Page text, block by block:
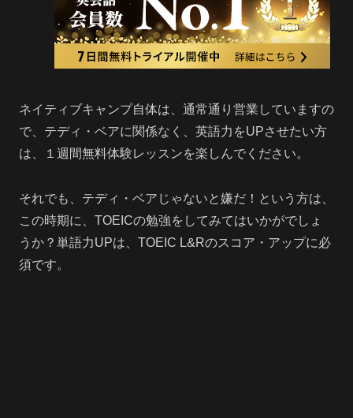
ネイティブキャンプ自体は、通常通り営業していますの
で、テディ・ベアに関係なく、英語力をUPさせたい方
は、１週間無料体験レッスンを楽しんでください。
それでも、テディ・ベアじゃないと嫌だ！という方は、
この時期に、TOEICの勉強をしてみてはいかがでしょ
うか？単語力UPは、TOEIC L&Rのスコア・アップに必
須です。